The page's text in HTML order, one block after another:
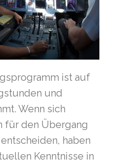
ist auf
und
Wenn sich
für den Übergang
haben
Kenntnisse in